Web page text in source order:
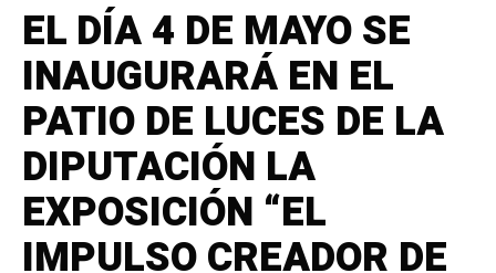
EL DÍA 4 DE MAYO SE
INAUGURARÁ EN EL
PATIO DE LUCES DE LA
DIPUTACIÓN LA
EXPOSICIÓN “EL
IMPULSO CREADOR DE